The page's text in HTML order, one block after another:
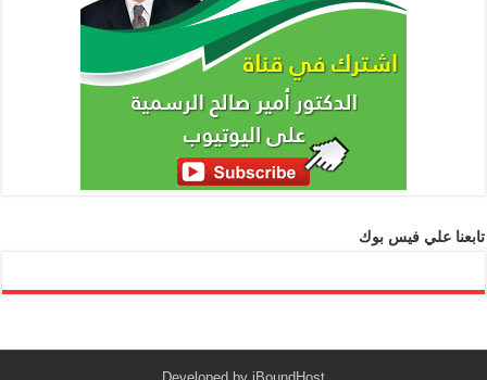
تابعنا علي فيس بوك